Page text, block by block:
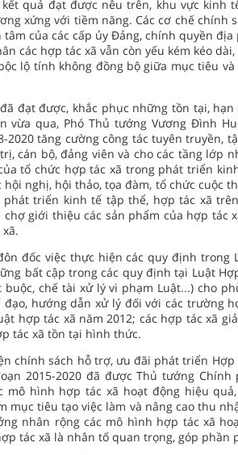
quả đạt được nêu trên, khu vực kinh
xứng với tiềm năng. Các cơ chế chính
tâm của các cấp ủy Đảng, chính quyền
các hợp tác xã vẫn còn yếu kém kéo
lộ tính không đồng bộ giữa mục tiêu
đạt được, khắc phục những tồn tại,
vừa qua, Phó Thủ tướng Vương Đình
2020 tăng cường công tác tuyên truyền,
cán bộ, đảng viên và cho các tầng lớp
tổ chức hợp tác xã trong phát triển
nghị, hội thảo, tọa đàm, tổ chức cuộc
phát triển kinh tế tập thể, hợp tác xã
giới thiệu các sản phẩm của hợp tác
đốc việc thực hiện các quy định trong
bất cập trong các quy định tại Luật
chế tài xử lý vi phạm Luật...) cho
hướng dẫn xử lý đối với các trường
hợp tác xã năm 2012; các hợp tác xã
tác xã tồn tại hình thức.
chính sách hỗ trợ, ưu đãi phát triển
2015-2020 đã được Thủ tướng
mô hình hợp tác xã hoạt động hiệu
mục tiêu tạo việc làm và nâng cao thu
nhân rộng các mô hình hợp tác xã
tác xã là nhân tố quan trọng, góp phần